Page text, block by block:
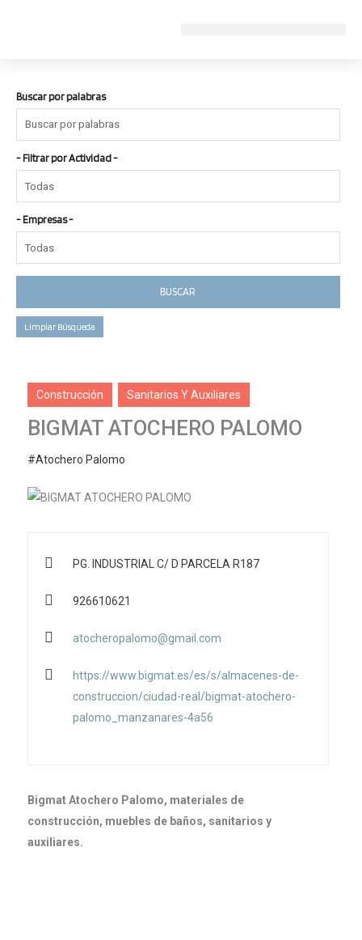
Buscar por palabras
- Filtrar por Actividad -
- Empresas -
Construcción Sanitarios Y Auxiliares
BIGMAT ATOCHERO PALOMO
#Atochero Palomo
Bigmat Atochero Palomo, materiales de
construcción, muebles de baños, sanitarios y
auxiliares.
PG. INDUSTRIAL C/ D PARCELA R187
926610621
atocheropalomo@gmail.com
https://www.bigmat.es/es/s/almacenes-de-
construccion/ciudad-real/bigmat-atochero-
palomo_manzanares-4a56